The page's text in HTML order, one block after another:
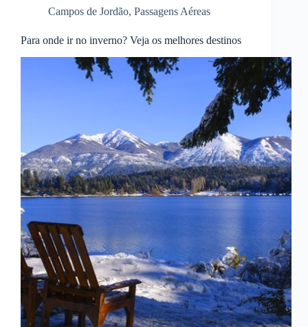
Campos de Jordão, Passagens Aéreas
Para onde ir no inverno? Veja os melhores destinos